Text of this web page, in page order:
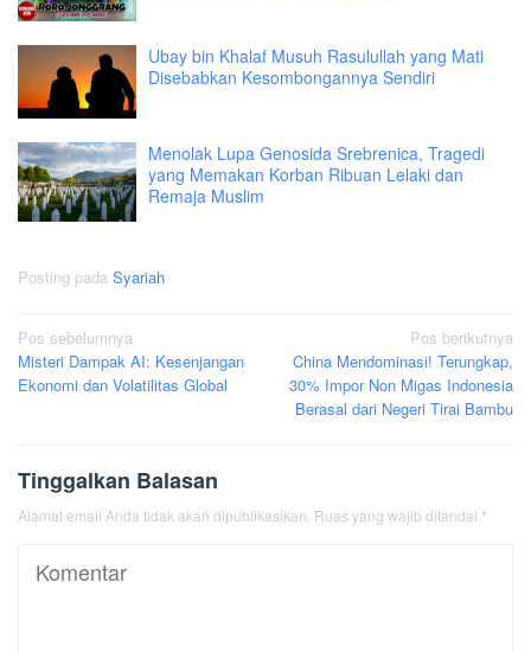
Ubay bin Khalaf Musuh Rasulullah yang Mati
Disebabkan Kesombongannya Sendiri
Menolak Lupa Genosida Srebrenica, Tragedi
yang Memakan Korban Ribuan Lelaki dan
Remaja Muslim
Posting pada Syariah
Navigasi
pos
Pos sebelumnya
Misteri Dampak AI: Kesenjangan
Ekonomi dan Volatilitas Global
Pos berikutnya
China Mendominasi! Terungkap,
30% Impor Non Migas Indonesia
Berasal dari Negeri Tirai Bambu
Tinggalkan Balasan
Alamat email Anda tidak akan dipublikasikan. Ruas yang wajib ditandai *